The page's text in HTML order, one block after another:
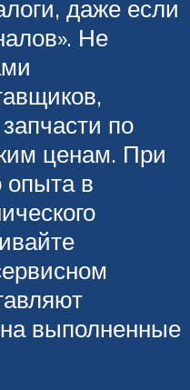
даже если
Не
по
ценам. При
опыта в
выполненные